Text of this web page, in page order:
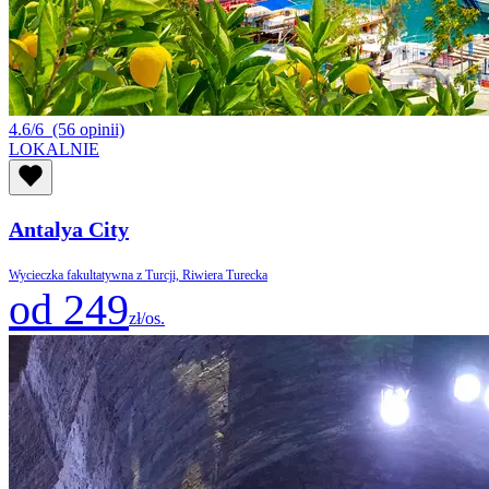
4.6/6 (56 opinii)
LOKALNIE
Antalya City
Wycieczka fakultatywna z Turcji, Riwiera Turecka
od 249zł/os.